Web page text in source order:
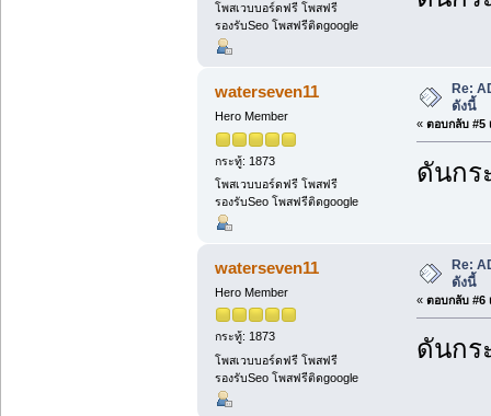
โพสเวบบอร์ดฟรี โพสฟรี
รองรับSeo โพสฟรีติดgoogle
waterseven11
Hero Member
กระทู้: 1873
โพสเวบบอร์ดฟรี โพสฟรี
รองรับSeo โพสฟรีติดgoogle
Re:
ดังนี้
« ตอบกลับ #5
ดันก
waterseven11
Hero Member
กระทู้: 1873
โพสเวบบอร์ดฟรี โพสฟรี
รองรับSeo โพสฟรีติดgoogle
Re:
ดังนี้
« ตอบกลับ #6
ดันก